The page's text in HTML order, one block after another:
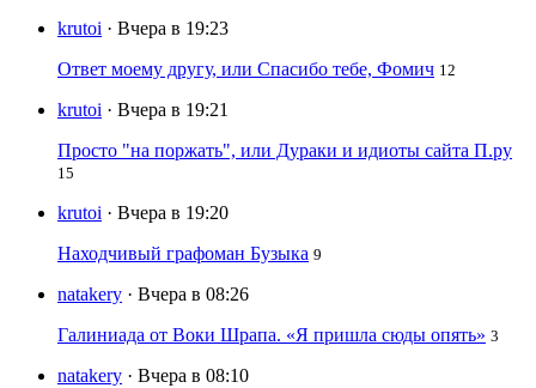
krutoi · Вчера в 19:23
Ответ моему другу, или Спасибо тебе, Фомич 12
krutoi · Вчера в 19:21
Просто "на поржать", или Дураки и идиоты сайта П.ру
15
krutoi · Вчера в 19:20
Находчивый графоман Бузыка 9
natakery · Вчера в 08:26
Галиниада от Воки Шрапа. «Я пришла сюды опять» 3
natakery · Вчера в 08:10